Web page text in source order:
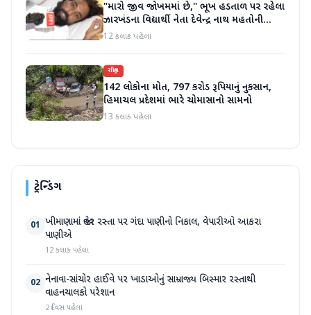
"મારો જીવ જોખમમાં છે," ભૂખ હડતાળ પર રહેલા
ઝારખંડના વિદ્યાર્થી નેતા દેવેન્દ્ર નાથ મહતોની
તબિયત ખરાબ
12 કલાક પહેલા
રાષ્ટ્રીય
142 લોકોના મોત, 797 કરોડ રૂપિયાનું નુકસાન,
હિમાચલ પ્રદેશમાં ભારે ચોમાસાનો સામનો
13 કલાક પહેલા
ટ્રેન્ડિંગ
01 ખીમાણામાં જાહેર રસ્તા પર ગંદા પાણીનો નિકાલ, વેપારીઓ આકરા
પાણીએ
12 કલાક પહેલા
02 નેનાવા-સાંચોર હાઈવે પર ખાડાઓનું સામ્રાજ્ય બિસ્માર રસ્તાથી
વાહનચાલકો પરેશાન
2 દિવસ પહેલા